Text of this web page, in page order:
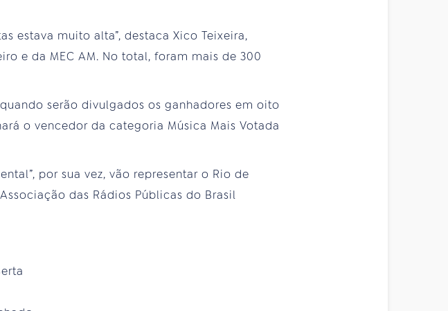
estava muito alta”, destaca Xico Teixeira,
e da MEC AM. No total, foram mais de 300
serão divulgados os ganhadores em oito
o vencedor da categoria Música Mais Votada
por sua vez, vão representar o Rio de
das Rádios Públicas do Brasil